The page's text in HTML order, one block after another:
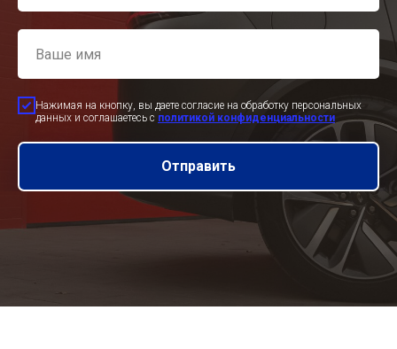
Нажимая на кнопку, вы даете согласие на обработку персональных
данных и соглашаетесь c политикой конфиденциальности
Отправить